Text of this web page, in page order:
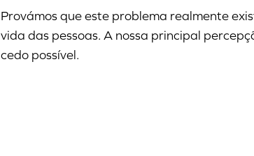
Provámos que este problema realmente
vida das pessoas. A nossa principal
cedo possível.